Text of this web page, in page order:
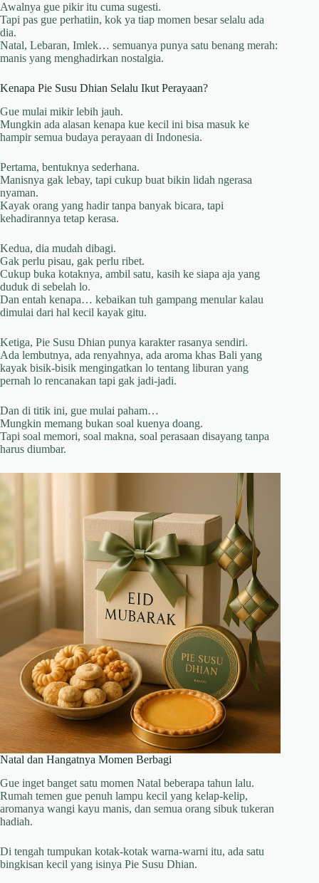
Awalnya gue pikir itu cuma sugesti.
Tapi pas gue perhatiin, kok ya tiap momen besar selalu ada
dia.
Natal, Lebaran, Imlek… semuanya punya satu benang merah:
manis yang menghadirkan nostalgia.
Kenapa Pie Susu Dhian Selalu Ikut Perayaan?
Gue mulai mikir lebih jauh.
Mungkin ada alasan kenapa kue kecil ini bisa masuk ke
hampir semua budaya perayaan di Indonesia.
Pertama, bentuknya sederhana.
Manisnya gak lebay, tapi cukup buat bikin lidah ngerasa
nyaman.
Kayak orang yang hadir tanpa banyak bicara, tapi
kehadirannya tetap kerasa.
Kedua, dia mudah dibagi.
Gak perlu pisau, gak perlu ribet.
Cukup buka kotaknya, ambil satu, kasih ke siapa aja yang
duduk di sebelah lo.
Dan entah kenapa… kebaikan tuh gampang menular kalau
dimulai dari hal kecil kayak gitu.
Ketiga, Pie Susu Dhian punya karakter rasanya sendiri.
Ada lembutnya, ada renyahnya, ada aroma khas Bali yang
kayak bisik-bisik mengingatkan lo tentang liburan yang
pernah lo rencanakan tapi gak jadi-jadi.
Dan di titik ini, gue mulai paham…
Mungkin memang bukan soal kuenya doang.
Tapi soal memori, soal makna, soal perasaan disayang tanpa
harus diumbar.
Natal dan Hangatnya Momen Berbagi
Gue inget banget satu momen Natal beberapa tahun lalu.
Rumah temen gue penuh lampu kecil yang kelap-kelip,
aromanya wangi kayu manis, dan semua orang sibuk tukeran
hadiah.
Di tengah tumpukan kotak-kotak warna-warni itu, ada satu
bingkisan kecil yang isinya Pie Susu Dhian.